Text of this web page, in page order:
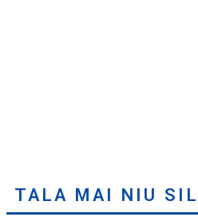
TALA MAI NIU